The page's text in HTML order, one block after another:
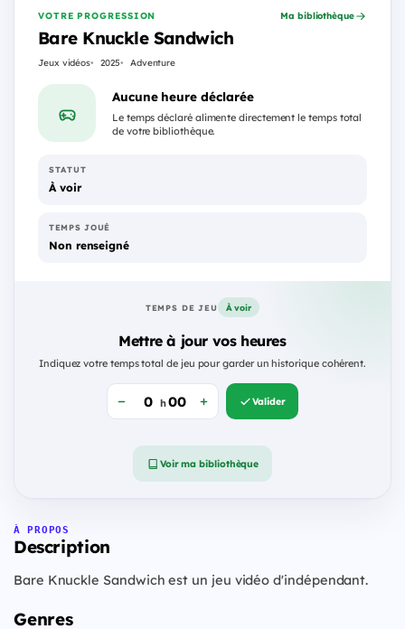
VOTRE PROGRESSION
Bare Knuckle Sandwich
Jeux vidéos 2025 Adventure
Ma bibliothèque
Aucune heure déclarée
Le temps déclaré alimente directement le temps total
de votre bibliothèque.
STATUT
À voir
TEMPS JOUÉ
Non renseigné
TEMPS DE JEU À voir
Mettre à jour vos heures
Indiquez votre temps total de jeu pour garder un historique cohérent.
h Valider
Voir ma bibliothèque
À PROPOS
Description
Bare Knuckle Sandwich est un jeu vidéo d'indépendant.
Genres